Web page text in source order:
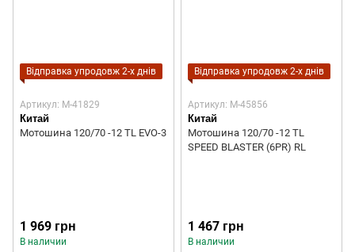
Відправка упродовж 2-х днів
Артикул: M-41829
Китай
Мотошина 120/70 -12 TL EVO-3
1 969 грн
В наличии
Відправка упродовж 2-х днів
Артикул: M-45856
Китай
Мотошина 120/70 -12 TL
SPEED BLASTER (6PR) RL
1 467 грн
В наличии